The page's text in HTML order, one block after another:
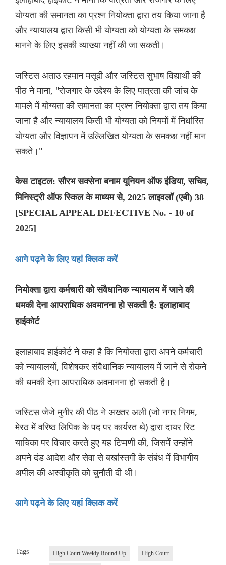
योग्यता की समानता का प्रश्न नियोक्ता द्वारा तय किया जाना है
और न्यायालय द्वारा किसी भी योग्यता को योग्यता के समकक्ष
मानने के लिए इसकी व्याख्या नहीं की जा सकती।
जस्टिस अताउ रहमान मसूदी और जस्टिस सुभाष विद्यार्थी की
पीठ ने माना, "रोजगार के उद्देश्य के लिए पात्रता की जांच के
मामले में योग्यता की समानता का प्रश्न नियोक्ता द्वारा तय किया
जाना है और न्यायालय किसी भी योग्यता को नियमों में निर्धारित
योग्यता और विज्ञापन में उल्लिखित योग्यता के समकक्ष नहीं मान
सकते।"
केस टाइटल: सौरभ सक्सेना बनाम यूनियन ऑफ इंडिया, सचिव,
मिनिस्ट्री ऑफ स्किल के माध्यम से, 2025 लाइवलॉ (एबी) 38
[SPECIAL APPEAL DEFECTIVE No. - 10 of
2025]
आगे पढ़ने के लिए यहां क्लिक करें
नियोक्ता द्वारा कर्मचारी को संवैधानिक न्यायालय में जाने की
धमकी देना आपराधिक अवमानना हो सकती है: इलाहाबाद
हाईकोर्ट
इलाहाबाद हाईकोर्ट ने कहा है कि नियोक्ता द्वारा अपने कर्मचारी
को न्यायालयों, विशेषकर संवैधानिक न्यायालय में जाने से रोकने
की धमकी देना आपराधिक अवमानना हो सकती है।
जस्टिस जेजे मुनीर की पीठ ने अख्तर अली (जो नगर निगम,
मेरठ में वरिष्ठ लिपिक के पद पर कार्यरत थे) द्वारा दायर रिट
याचिका पर विचार करते हुए यह टिप्पणी की, जिसमें उन्होंने
अपने दंड आदेश और सेवा से बर्खास्तगी के संबंध में विभागीय
अपील की अस्वीकृति को चुनौती दी थी।
आगे पढ़ने के लिए यहां क्लिक करें
Tags High Court Weekly Round Up High Court